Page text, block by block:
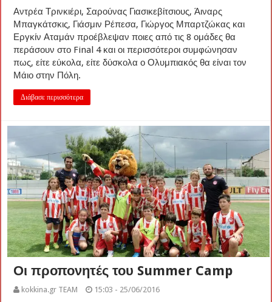
Αντρέα Τρινκιέρι, Σαρούνας Γιασικεβίτσιους, Άιναρς
Μπαγκάτσκις, Γιάσμιν Ρέπεσα, Γιώργος Μπαρτζώκας και
Εργκίν Αταμάν προέβλεψαν ποιες από τις 8 ομάδες θα
περάσουν στο Final 4 και οι περισσότεροι συμφώνησαν
πως, είτε εύκολα, είτε δύσκολα ο Ολυμπιακός θα είναι τον
Μάιο στην Πόλη.
Διάβασε περισσότερα
Οι προπονητές του Summer Camp
kokkina.gr TEAM 15:03 - 25/06/2016